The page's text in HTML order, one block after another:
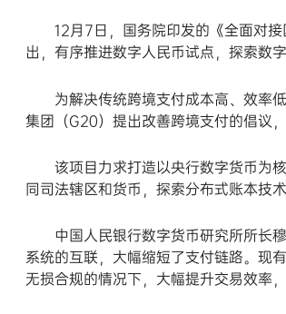
12月7日，国务院印发的《全面对接
出，有序推进数字人民币试点，探索数
为解决传统跨境支付成本高、效率低
集团（G20）提出改善跨境支付的倡议
该项目力求打造以央行数字货币为核
同司法辖区和货币，探索分布式账本技
中国人民银行数字货币研究所所长穆
系统的互联，大幅缩短了支付链路。现
无损合规的情况下，大幅提升交易效率